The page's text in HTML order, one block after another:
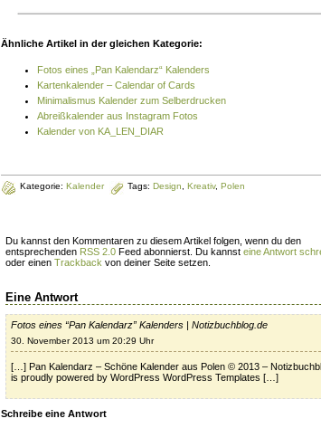
Ähnliche Artikel in der gleichen Kategorie:
Fotos eines „Pan Kalendarz“ Kalenders
Kartenkalender – Calendar of Cards
Minimalismus Kalender zum Selberdrucken
Abreißkalender aus Instagram Fotos
Kalender von KA_LEN_DIAR
Kategorie: Kalender Tags: Design Kreativ, Polen
Du kannst den Kommentaren zu diesem Artikel folgen, wenn du den
entsprechenden RSS 2.0 Feed abonnierst. Du kannst eine Antwort
oder einen Trackback von deiner Seite setzen.
Eine Antwort
Fotos eines “Pan Kalendarz” Kalenders | Notizbuchblog.de
30. November 2013 um 20:29 Uhr
[…] Pan Kalendarz – Schöne Kalender aus Polen © 2013 –
is proudly powered by WordPress WordPress Templates […]
Schreibe eine Antwort